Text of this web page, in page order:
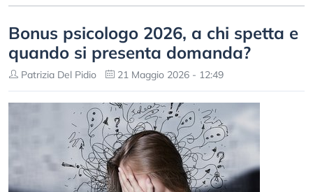
Bonus psicologo 2026, a chi spetta e
quando si presenta domanda?
Patrizia Del Pidio 21 Maggio 2026 - 12:49